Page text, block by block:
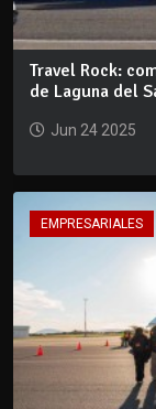
Travel Rock:
de Laguna del
Jun 24 2025
EMPRESARIALES